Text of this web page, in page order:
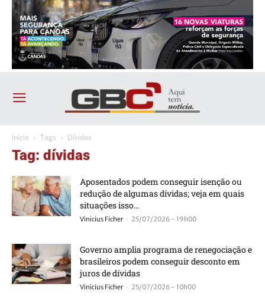
Início Tags Dívidas
Tag: dívidas
Aposentados podem conseguir isenção ou
redução de algumas dívidas; veja em quais
situações isso...
Vinicius Ficher - 25/07/2026 - 19h00
Governo amplia programa de renegociação e
brasileiros podem conseguir desconto em
juros de dívidas
Vinicius Ficher - 25/07/2026 - 10h00